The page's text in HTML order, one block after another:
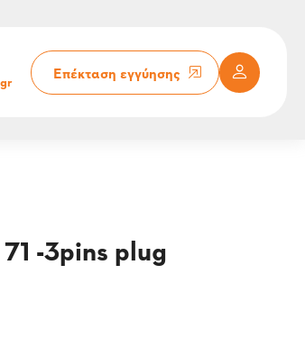
Επέκταση εγγύησης
-3pins plug